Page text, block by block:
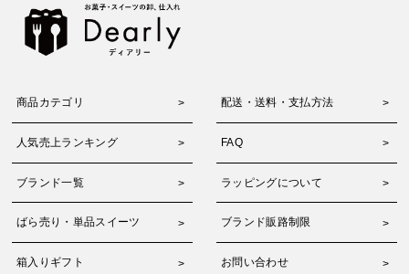
商品カテゴリ 配送・送料・支払方法
人気売上ランキング FAQ
ブランド一覧 ラッピングについて
ばら売り・単品スイーツ ブランド販路制限
箱入りギフト お問い合わせ